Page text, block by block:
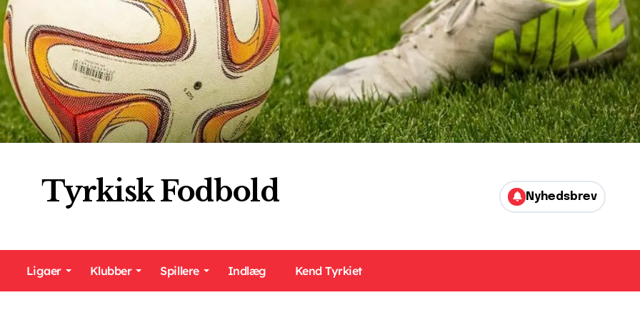
Tyrkisk Fodbold Nyhedsbrev
Ligaer Klubber Spillere Indlæg Kend Tyrkiet